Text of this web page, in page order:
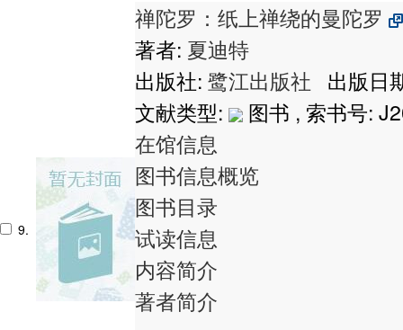
9.
禅陀罗：纸上禅绕的曼陀罗
著者: 夏迪特
出版社: 鹭江出版社 出版日
文献类型:
图书 , 索书号:
在馆信息
图书信息概览
图书目录
试读信息
内容简介
著者简介